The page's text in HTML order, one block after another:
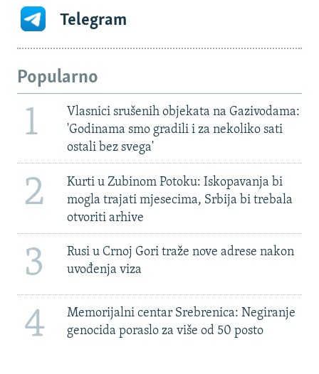
Telegram
Popularno
1
Vlasnici srušenih objekata na Gazivodama:
'Godinama smo gradili i za nekoliko sati
ostali bez svega'
2
Kurti u Zubinom Potoku: Iskopavanja bi
mogla trajati mjesecima, Srbija bi trebala
otvoriti arhive
3
Rusi u Crnoj Gori traže nove adrese nakon
uvođenja viza
4
Memorijalni centar Srebrenica: Negiranje
genocida poraslo za više od 50 posto